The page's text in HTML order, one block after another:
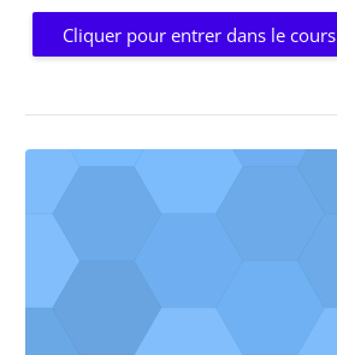
Cliquer pour entrer dans le cours